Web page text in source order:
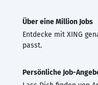
Über eine Million Jobs
Entdecke mit XING
passt.
Persönliche Job-